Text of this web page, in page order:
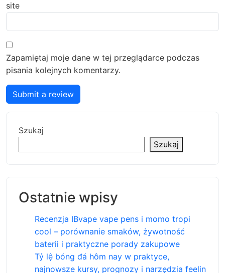
site
Zapamiętaj moje dane w tej przeglądarce podczas
pisania kolejnych komentarzy.
Submit a review
Szukaj
Szukaj
Ostatnie wpisy
Recenzja IBvape vape pens i momo tropi
cool – porównanie smaków, żywotność
baterii i praktyczne porady zakupowe
Tỷ lệ bóng đá hôm nay w praktyce,
najnowsze kursy, prognozy i narzędzia feelin